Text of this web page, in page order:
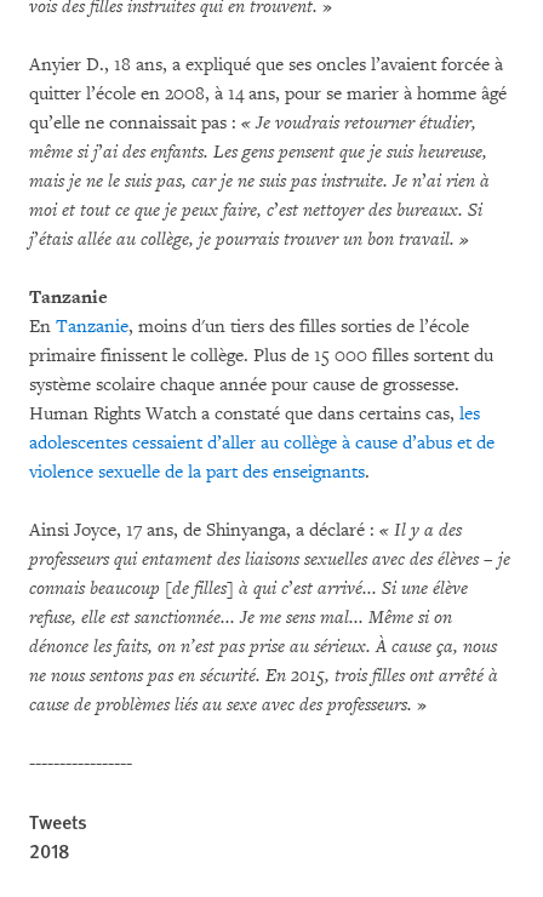
vois des filles instruites qui en trouvent. »
Anyier D., 18 ans, a expliqué que ses oncles l’avaient forcée à
quitter l’école en 2008, à 14 ans, pour se marier à homme âgé
qu’elle ne connaissait pas : « Je voudrais retourner étudier,
même si j’ai des enfants. Les gens pensent que je suis heureuse,
mais je ne le suis pas, car je ne suis pas instruite. Je n’ai rien à
moi et tout ce que je peux faire, c’est nettoyer des bureaux. Si
j’étais allée au collège, je pourrais trouver un bon travail. »
Tanzanie
En Tanzanie, moins d'un tiers des filles sorties de l’école
primaire finissent le collège. Plus de 15 000 filles sortent du
système scolaire chaque année pour cause de grossesse.
Human Rights Watch a constaté que dans certains cas, les
adolescentes cessaient d’aller au collège à cause d’abus et de
violence sexuelle de la part des enseignants.
Ainsi Joyce, 17 ans, de Shinyanga, a déclaré : « Il y a des
professeurs qui entament des liaisons sexuelles avec des élèves– je
connais beaucoup [de filles] à qui c’est arrivé... Si une élève
refuse, elle est sanctionnée... Je me sens mal... Même si on
dénonce les faits, on n’est pas prise au sérieux. À cause ça, nous
ne nous sentons pas en sécurité. En 2015, trois filles ont arrêté à
cause de problèmes liés au sexe avec des professeurs. »
-----------------
Tweets
2018